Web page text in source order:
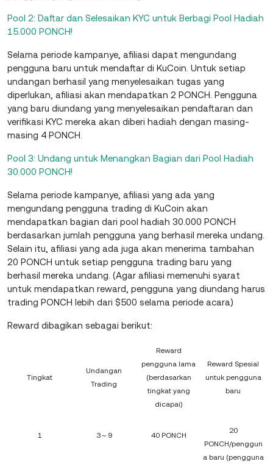
Pool 2: Daftar dan Selesaikan KYC untuk Berbagi Pool Hadiah
15.000 PONCH!
Selama periode kampanye, afiliasi dapat mengundang
pengguna baru untuk mendaftar di KuCoin. Untuk setiap
undangan berhasil yang menyelesaikan tugas yang
diperlukan, afiliasi akan mendapatkan 2 PONCH. Pengguna
yang baru diundang yang menyelesaikan pendaftaran dan
verifikasi KYC mereka akan diberi hadiah dengan masing-
masing 4 PONCH.
Pool 3: Undang untuk Menangkan Bagian dari Pool Hadiah
30.000 PONCH!
Selama periode kampanye, afiliasi yang ada yang
mengundang pengguna trading di KuCoin akan
mendapatkan bagian dari pool hadiah 30.000 PONCH
berdasarkan jumlah pengguna yang berhasil mereka undang.
Selain itu, afiliasi yang ada juga akan menerima tambahan
20 PONCH untuk setiap pengguna trading baru yang
berhasil mereka undang. (Agar afiliasi memenuhi syarat
untuk mendapatkan reward, pengguna yang diundang harus
trading PONCH lebih dari $500 selama periode acara)
Reward dibagikan sebagai berikut:
Tingkat
Undangan
Trading
Reward
pengguna lama
(berdasarkan
tingkat yang
dicapai)
Reward Spesial
untuk pengguna
baru
1 3～9 40 PONCH
20
PONCH/penggun
a baru (pengguna